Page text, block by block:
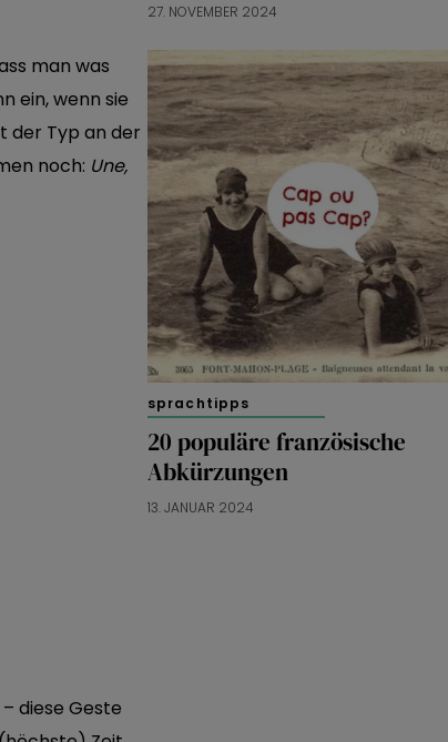
man was
ein, wenn sie
der Typ an der
noch: Une,
diese Geste
27. NOVEMBER 2024
sprachtipps
20 populäre französische
Abkürzungen
13. JANUAR 2024